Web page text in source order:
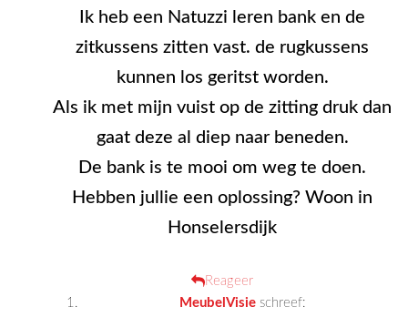
Ik heb een Natuzzi leren bank en de
zitkussens zitten vast. de rugkussens
kunnen los geritst worden.
Als ik met mijn vuist op de zitting druk dan
gaat deze al diep naar beneden.
De bank is te mooi om weg te doen.
Hebben jullie een oplossing? Woon in
Honselersdijk
Reageer
MeubelVisie schreef: